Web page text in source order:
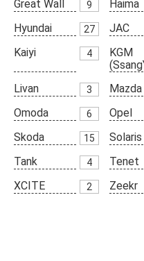
Great Wall
9 Haima
Hyundai
27 JAC
Kaiyi
4
KGM
Livan 3 Mazda
Omoda
6 Opel
Skoda
15 Solaris
Tank
4 Tenet
XCITE
2 Zeekr